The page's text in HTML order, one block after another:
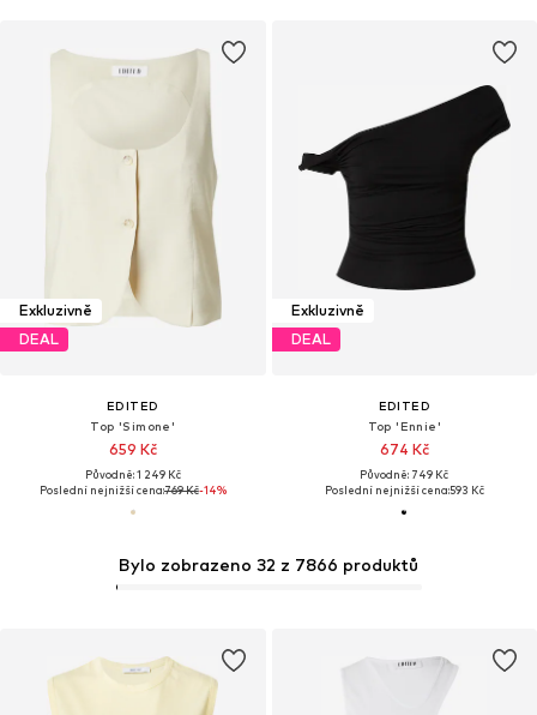
Exkluzivně
DEAL
EDITED
Top 'Simone'
659 Kč
Původně: 1 249 Kč
Poslední nejnižší cena:769 Kč-14%
Exkluzivně
DEAL
EDITED
Top 'Ennie'
674 Kč
Původně: 749 Kč
Poslední nejnižší cena:593 Kč
Bylo zobrazeno 32 z 7866 produktů